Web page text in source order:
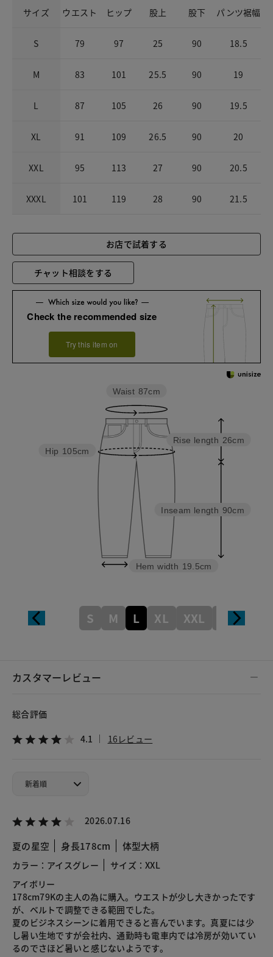
サイズ ウエスト ヒップ 股上 股下 パンツ裾幅
S 79 97 25 90 18.5
M 83 101 25.5 90 19
L 87 105 26 90 19.5
XL 91 109 26.5 90 20
XXL 95 113 27 90 20.5
XXXL 101 119 28 90 21.5
お店で試着する
チャット相談をする
Check the recommended size
Try this item on
Inseam length 90cm
Rise length 26cm
Hem width 19.5cm
Hip 105cm
Waist 87cm
S M L XL XXL XXXL
カスタマーレビュー
総合評価
4.1 16レビュー
2026.07.16
夏の星空 身長178cm 体型大柄
カラー：アイスグレー
サイズ：XXL
アイボリー
178cm79Kの主人の為に購入。ウエストが少し大きかったです
が、ベルトで調整できる範囲でした。
夏のビジネスシーンに着用できると喜んでいます。真夏には少
し暑い生地ですが会社内、通勤時も電車内では冷房が効いてい
るのでさほど暑いと感じないようです。